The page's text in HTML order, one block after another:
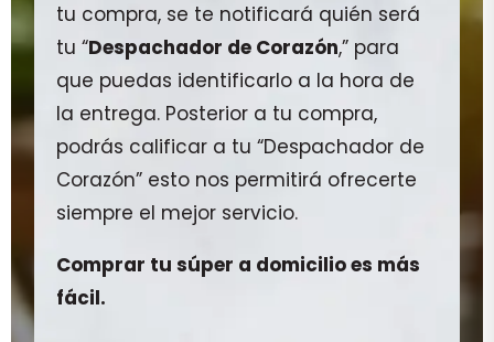
tu compra, se te notificará quién será
tu “Despachador de Corazón,” para
que puedas identificarlo a la hora de
la entrega. Posterior a tu compra,
podrás calificar a tu “Despachador de
Corazón” esto nos permitirá ofrecerte
siempre el mejor servicio.
Comprar tu súper a domicilio es más
fácil.